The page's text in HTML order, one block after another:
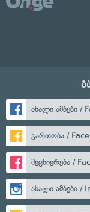
ახალი ამბები /
გართობა /
მეცნიერება /
ახალი ამბები /